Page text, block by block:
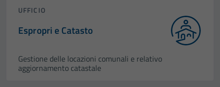
UFFICIO
Espropri e Catasto
Gestione delle locazioni comunali e relativo
aggiornamento catastale